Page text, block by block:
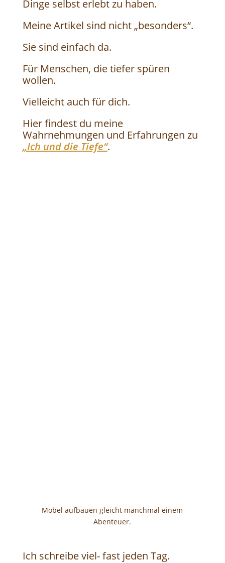
Dinge selbst erlebt zu haben.
Meine Artikel sind nicht „besonders“.
Sie sind einfach da.
Für Menschen, die tiefer spüren
wollen.
Vielleicht auch für dich.
Hier findest du meine
Wahrnehmungen und Erfahrungen zu
„Ich und die Tiefe“.
Möbel aufbauen gleicht manchmal einem
Abenteuer.
Ich schreibe viel- fast jeden Tag.